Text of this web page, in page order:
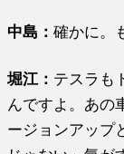
中島：確かに。
堀江 ： テスラも
んですよ。あの
ージョンアップ